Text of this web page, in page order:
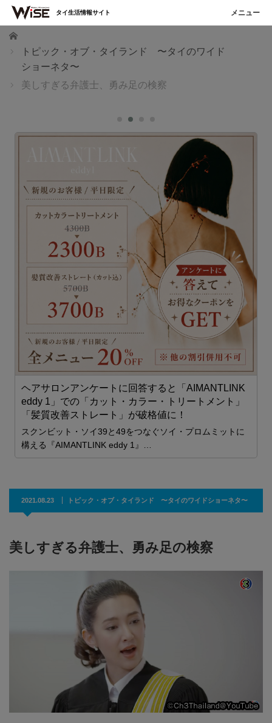
ホーム
トピック・オブ・タイランド 〜タイのワイド
ショーネタ〜
美しすぎる弁護士、勇み足の検察
ヘアサロンアンケートに回答すると「AIMANTLINK
eddy 1」での「カット・カラー・トリートメント」
「髪質改善ストレート」が破格値に！
スクンビット・ソイ39と49をつなぐソイ・プロムミットに
構える『AIMANTLINK eddy 1』…
2021.08.23 トピック・オブ・タイランド 〜タイのワイドショーネタ〜
美しすぎる弁護士、勇み足の検察
タイ生活情報サイト